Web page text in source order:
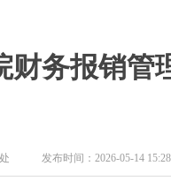
务报销管
发布时间：2026-05-14 15:28